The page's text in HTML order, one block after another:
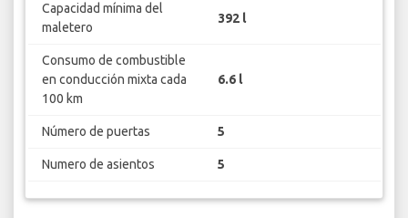
Capacidad mínima del
maletero
392 l
Consumo de combustible
en conducción mixta cada
100 km
6.6 l
Número de puertas 5
Numero de asientos 5